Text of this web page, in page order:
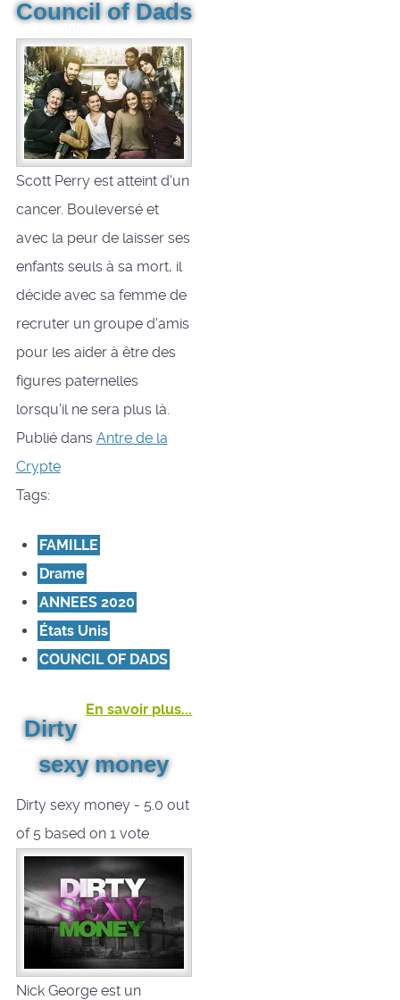
Council of Dads
Scott Perry est atteint d'un
cancer. Bouleversé et
avec la peur de laisser ses
enfants seuls à sa mort, il
décide avec sa femme de
recruter un groupe d'amis
pour les aider à être des
figures paternelles
lorsqu'il ne sera plus là.
Publié dans Antre de la
Crypte
Tags:
FAMILLE
Drame
ANNEES 2020
États Unis
COUNCIL OF DADS
En savoir plus...
Dirty
sexy money
Dirty sexy money- 5.0 out
of 5 based on 1vote
Nick George est un